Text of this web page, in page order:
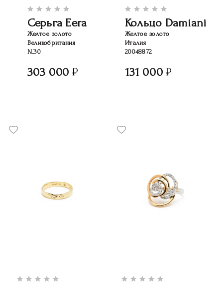
Серьга Eera
Желтое золото
Великобритания
N.30
303 000
Кольцо Damiani
Желтое золото
Италия
20048872
131 000